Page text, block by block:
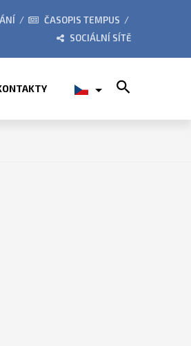
ZE ŽIVOTA ŠKOLY
ČASOPIS TEMPUS
SOCIÁLNÍ SÍTĚ